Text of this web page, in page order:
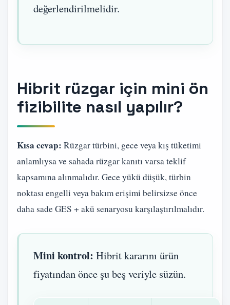
değerlendirilmelidir.
Hibrit rüzgar için mini ön
fizibilite nasıl yapılır?
Kısa cevap: Rüzgar türbini, gece veya kış tüketimi
anlamlıysa ve sahada rüzgar kanıtı varsa teklif
kapsamına alınmalıdır. Gece yükü düşük, türbin
noktası engelli veya bakım erişimi belirsizse önce
daha sade GES + akü senaryosu karşılaştırılmalıdır.
Mini kontrol: Hibrit kararını ürün
fiyatından önce şu beş veriyle süzün.